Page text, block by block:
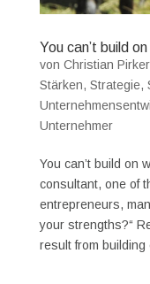
You can’t build
von Christian Pirker
Stärken, Strategie,
Unternehmer
You can’t build on
consultant, one of
entrepreneurs,
your strengths?“
result from